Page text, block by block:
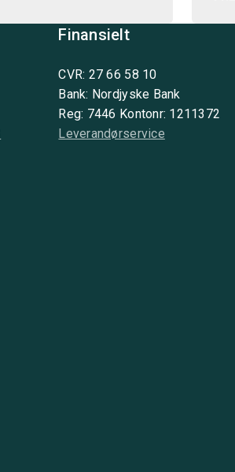
Finansielt
CVR: 27 66 58 10
Bank: Nordjyske Bank
Reg: 7446 Kontonr: 1211372
Leverandørservice